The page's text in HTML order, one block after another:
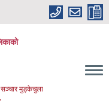
सञ्चार मुड्केचुला